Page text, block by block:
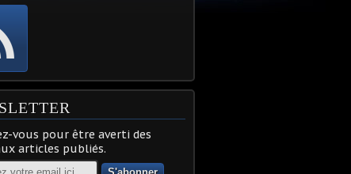
vous pour être averti des
articles publiés.